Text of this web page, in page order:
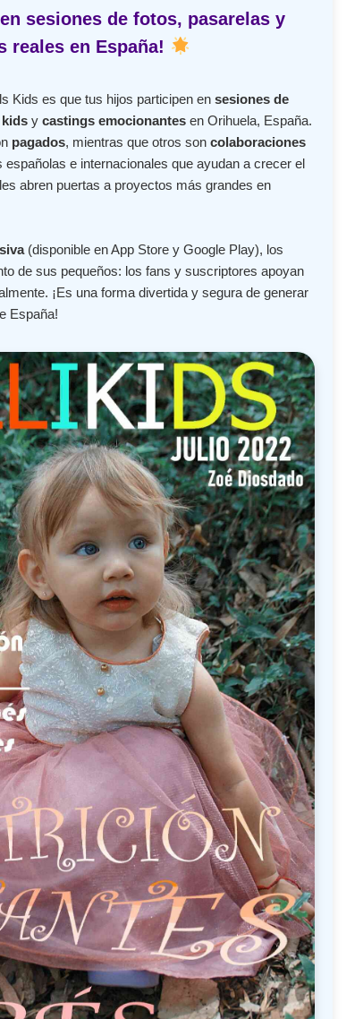
sesiones de fotos, pasarelas y
reales en España!
Kids es que tus hijos participen en sesiones de
kidsy castings emocionantesen Orihuela, España.
pagados, mientras que otros son colaboraciones
e internacionales que ayudan a crecer el
abren puertas a proyectos más grandes en
(disponible en App Store y Google Play), los
de sus pequeños: los fans y suscriptores apoyan
¡Es una forma divertida y segura de generar
España!